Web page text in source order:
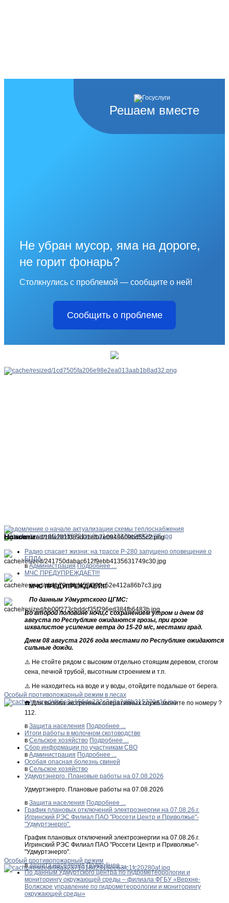
Решаем вместе
Не убран мусор, яма на дороге,
не горит фонарь?
Столкнулись с проблемой — сообщите о ней!
Сообщить о проблеме
Уведомление о начале актуализации схемы теплоснабжения
Особый противопожарный режим в лесах
Особый противопожарный режим
Новости
Радио спасает жизни: на трассе Р-280 запущено оповещение о
БПЛА
в Администрация Подробнее ...
МЧС ПРЕДУПРЕЖДАЕТ!!!
МЧС ПРЕДУПРЕЖДАЕТ!!!
По данным Удмуртского ЦГМС:
Во второй половине ночи,с сохранением утром и днем 08
августа по Республике ожидаются грозы, при грозе
шквалистое усиление ветра до 15-20 м/с, местами град.
Днем 08 августа 2026 года местами по Республике ожидаются
сильные дожди.
⚠️ Не стойте рядом с высоким отдельно стоящим деревом, стогом
сена, печной трубой, высотным строением и т.п.
⚠️ Не находитесь на воде и у воды, отойдите подальше от берега.
☎️ Для вызова экстренных оперативных служб звоните по номеру ?
112.
в Защита населения Подробнее ...
Итоги работы в молочном скотоводстве
в Сельское хозяйство Подробнее ...
Сбор информации по участникам СВО
в Администрация Подробнее ...
Особая опасная болезнь свиней
в Сельское хозяйство
Удмуртэнерго. Плановые работы на 07.08.2026
Удмуртэнерго. Плановые работы на 07.08.2026
в Защита населения Подробнее ...
График плановых отключений электроэнергии на 07.08.26.г.
Игринский РЭС Филиал ПАО "Россети Центр и Приволжье"-
"Удмуртэнерго".
График плановых отключений электроэнергии на 07.08.26.г.
Игринский РЭС Филиал ПАО "Россети Центр и Приволжье"-
"Удмуртэнерго".
вЗащита населения Подробнее ...
По данным Удмуртского центра по гидрометеорологии и
мониторингу окружающей среды – филиала ФГБУ «Верхне-
Волжское управление по гидрометеорологии и мониторингу
окружающей среды»